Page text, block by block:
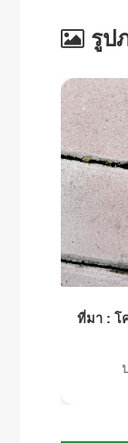
รูป
ที่มา : โ